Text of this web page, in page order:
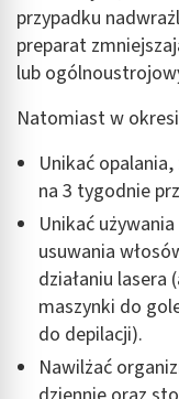
przypadku
preparat
lub
Natomiast w
Unikać
na 3 tygodnie
Unikać
usuwania
działaniu
maszynki do
do depilacji).
Nawilżać